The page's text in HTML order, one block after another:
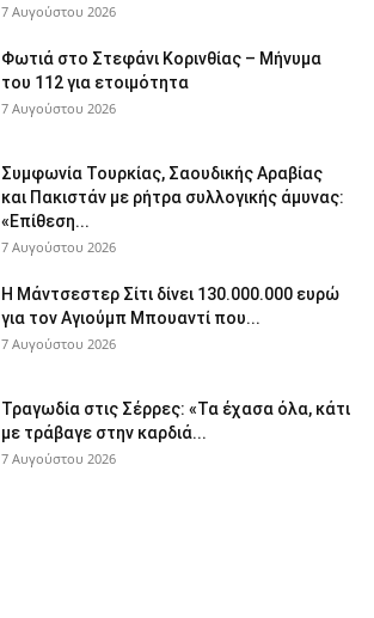
7 Αυγούστου 2026
Φωτιά στο Στεφάνι Κορινθίας – Μήνυμα
του 112 για ετοιμότητα
7 Αυγούστου 2026
Συμφωνία Τουρκίας, Σαουδικής Αραβίας
και Πακιστάν με ρήτρα συλλογικής άμυνας:
«Επίθεση...
7 Αυγούστου 2026
Η Μάντσεστερ Σίτι δίνει 130.000.000 ευρώ
για τον Αγιούμπ Μπουαντί που...
7 Αυγούστου 2026
Τραγωδία στις Σέρρες: «Τα έχασα όλα, κάτι
με τράβαγε στην καρδιά...
7 Αυγούστου 2026